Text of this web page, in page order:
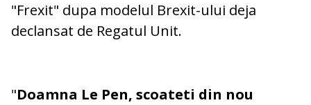
"Frexit" dupa modelul Brexit-ului deja
declansat de Regatul Unit.
"Doamna Le Pen, scoateti din nou